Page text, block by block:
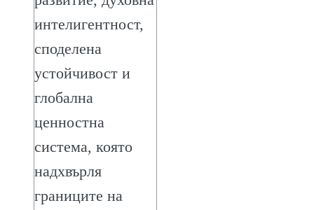
интелигентност,
споделена
устойчивост и
глобална
ценностна
система, която
надхвърля
границите на